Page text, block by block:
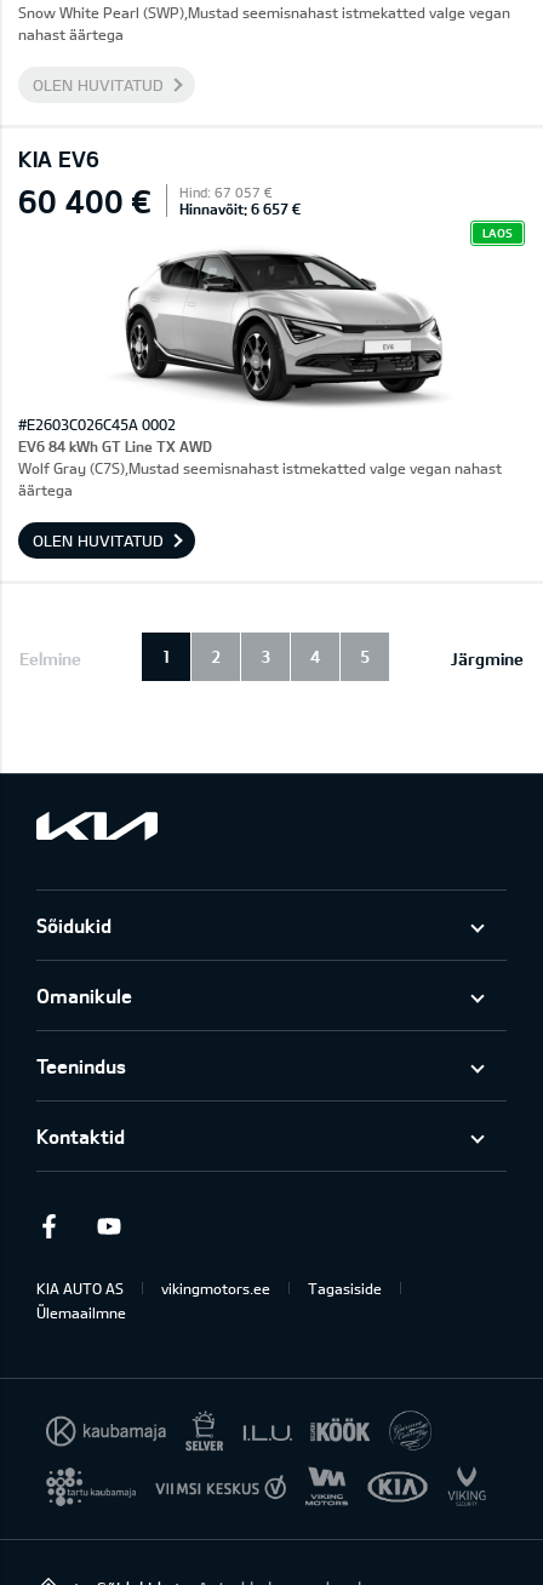
Snow White Pearl (SWP),Mustad seemisnahast istmekatted valge vegan
nahast äärtega
OLEN HUVITATUD
KIA EV6
60 400 € Hind: 67 057 €
Hinnavõit: 6 657 €
LAOS
#E2603C026C45A 0002
EV6 84 kWh GT Line TX AWD
Wolf Gray (C7S),Mustad seemisnahast istmekatted valge vegan nahast
äärtega
OLEN HUVITATUD
Eelmine Järgmine
1 2 3 4 5
Sõidukid
Omanikule
Teenindus
Kontaktid
Facebook
KIA AUTO AS vikingmotors.ee
Tagasiside
Ülemaailmne